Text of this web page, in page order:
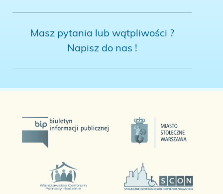
Masz pytania lub wątpliwości ?
Napisz do nas !